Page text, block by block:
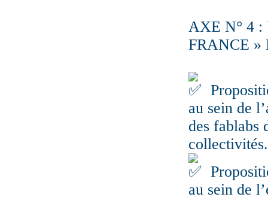
AXE N° 4
FRANCE
au sein de
des fablabs
collectivités.
au sein de